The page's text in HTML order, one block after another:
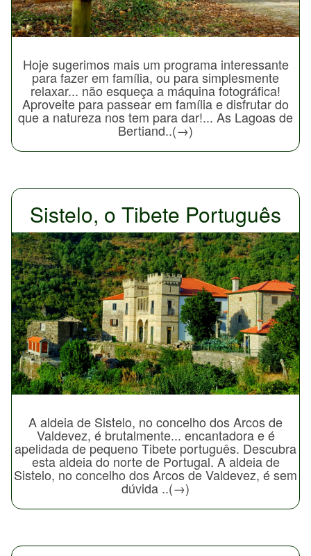
Hoje sugerimos mais um programa interessante
para fazer em família, ou para simplesmente
relaxar... não esqueça a máquina fotográfica!
Aproveite para passear em família e disfrutar do
que a natureza nos tem para dar!... As Lagoas de
Bertiand..(→)
Sistelo, o Tibete Português
A aldeia de Sistelo, no concelho dos Arcos de
Valdevez, é brutalmente... encantadora e é
apelidada de pequeno Tibete português. Descubra
esta aldeia do norte de Portugal. A aldeia de
Sistelo, no concelho dos Arcos de Valdevez, é sem
dúvida ..(→)